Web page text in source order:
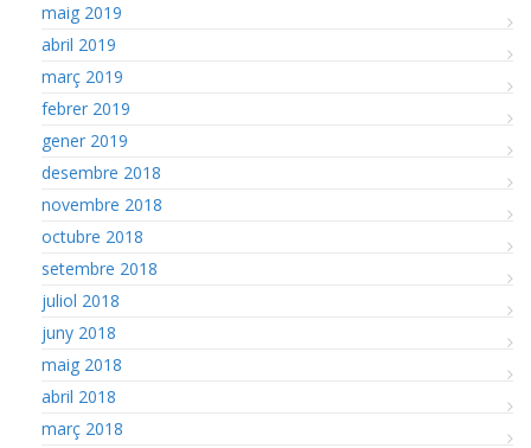
maig 2019
abril 2019
març 2019
febrer 2019
gener 2019
desembre 2018
novembre 2018
octubre 2018
setembre 2018
juliol 2018
juny 2018
maig 2018
abril 2018
març 2018